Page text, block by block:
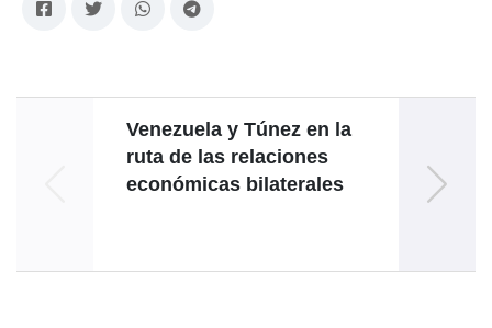
Venezuela y Túnez en la
ruta de las relaciones
económicas bilaterales